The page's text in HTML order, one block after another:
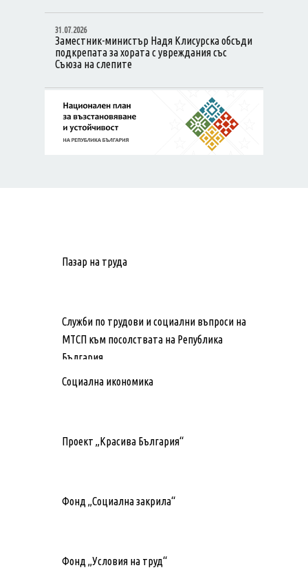
момента.
31.07.2026
Заместник-министър Надя Клисурска обсъди
подкрепата за хората с увреждания със
Съюза на слепите
Пазар на труда
Служби по трудови и социални въпроси на
МТСП към посолствата на Република
България
Социална икономика
Проект „Красива България“
Фонд „Социална закрила“
Фонд „Условия на труд“